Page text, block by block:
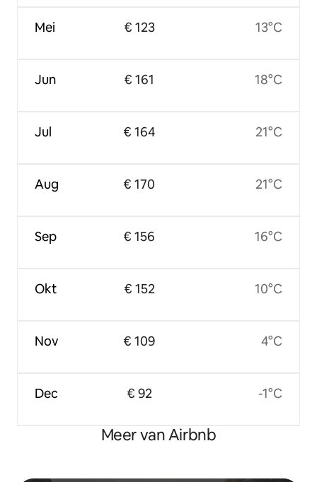
Mei
Jun
Jul
Aug
Sep
Okt
Nov
Dec
€ 123
€ 161
€ 164
€ 170
€ 156
€ 152
€ 109
€ 92
13°C
18°C
21°C
21°C
16°C
10°C
4°C
-1°C
Meer van Airbnb